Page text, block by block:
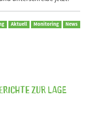
Aktuell Monitoring News
zur Lage